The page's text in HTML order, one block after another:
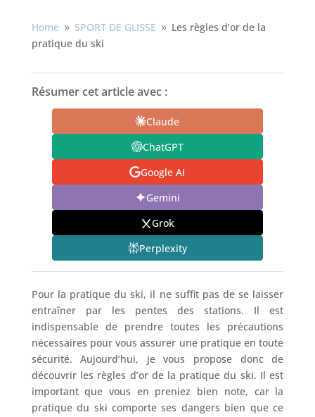
Home 9 SPORT DE GLISSE 9 Les règles d’or de la
pratique du ski
Résumer cet article avec :
Claude
ChatGPT
Google AI
Gemini
Grok
Perplexity
Pour la pratique du ski, il ne suffit pas de se laisser
entraîner par les pentes des stations. Il est
indispensable de prendre toutes les précautions
nécessaires pour vous assurer une pratique en toute
sécurité. Aujourd’hui, je vous propose donc de
découvrir les règles d’or de la pratique du ski. Il est
important que vous en preniez bien note, car la
pratique du ski comporte ses dangers bien que ce